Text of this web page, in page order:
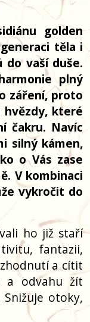
golden
těla i
do vaší duše.
plný
záření, proto
které
čakru. Navíc
silný kámen,
o Vás zase
V kombinaci
vykročit do
ho již staří
fantazii,
a cítit
a odvahu žít
otoky,